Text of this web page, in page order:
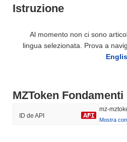
Istruzione
Al momento non ci sono
lingua selezionata. Prova a
MZToken Fondamenti
ID de API
mz-
Mostra